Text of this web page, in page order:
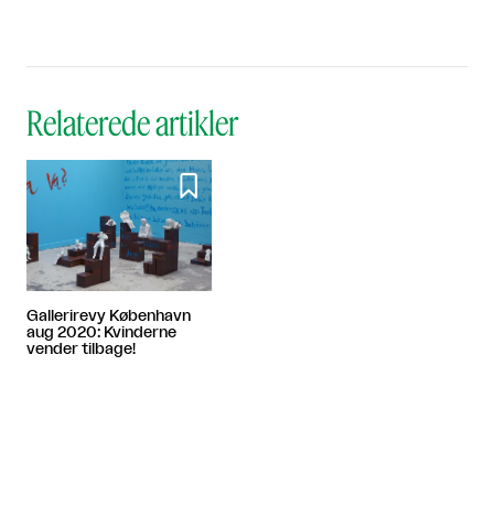
Relaterede artikler

Gallerirevy København
aug 2020: Kvinderne
vender tilbage!